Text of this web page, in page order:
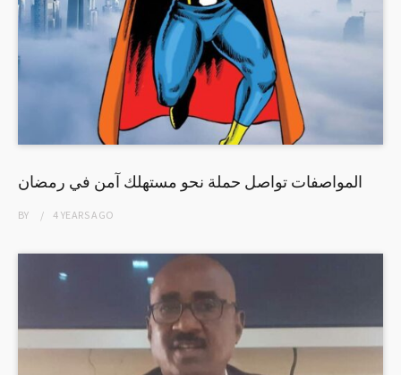
المواصفات تواصل حملة نحو مستهلك آمن في رمضان
BY 4 YEARSAGO